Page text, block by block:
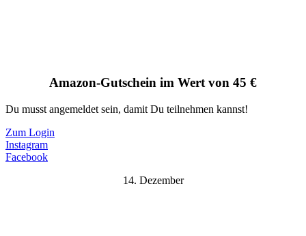
Amazon-Gutschein im Wert von 45 €
Du musst angemeldet sein, damit Du teilnehmen kannst!
Zum Login
Instagram
Facebook
14. Dezember